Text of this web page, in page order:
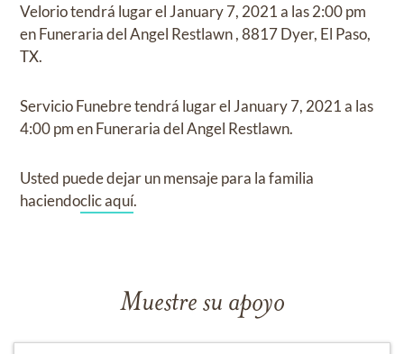
Veloriotendrá lugar el January 7, 2021a las2:00 pm
enFuneraria del Angel Restlawn,8817 Dyer, El Paso,
TX.
Servicio Funebretendrá lugar el January 7, 2021a las
4:00 pmenFuneraria del Angel Restlawn.
Usted puede dejar un mensaje para la familia
haciendoclic aquí.
Muestre su apoyo